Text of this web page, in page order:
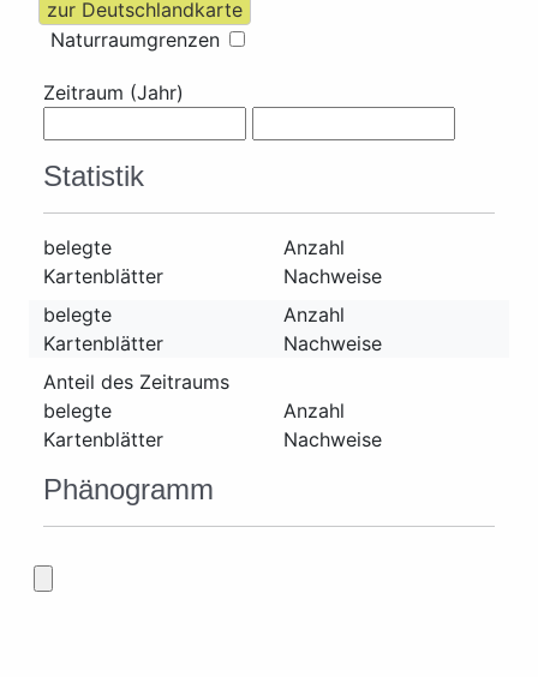
Naturraumgrenzen
Zeitraum (Jahr)
Statistik
belegte
Kartenblätter
Anzahl
Nachweise
belegte
Kartenblätter
Anzahl
Nachweise
Anteil des Zeitraums
belegte
Kartenblätter
Anzahl
Nachweise
Phänogramm